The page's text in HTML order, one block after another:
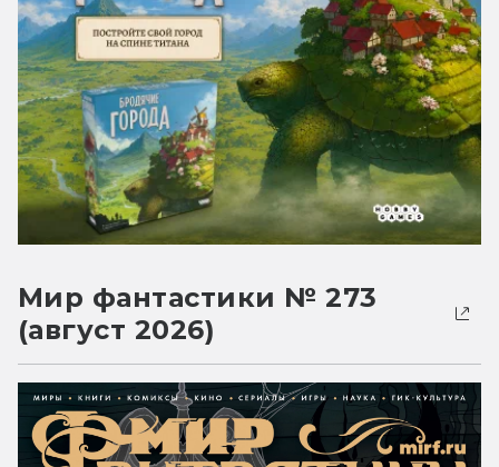
Мир фантастики № 273
(август 2026)